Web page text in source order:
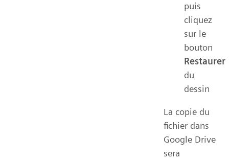
puis
cliquez
sur le
bouton
Restaurer
du
dessin
La copie du
fichier dans
Google Drive
sera